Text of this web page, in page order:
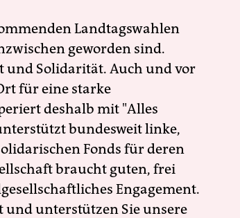
Landtagswahlen
geworden sind.
und Solidarität. Auch und vor
für eine starke
deshalb mit "Alles
bundesweit linke,
Fonds für deren
braucht guten, frei
Engagement.
und unterstützen Sie unsere